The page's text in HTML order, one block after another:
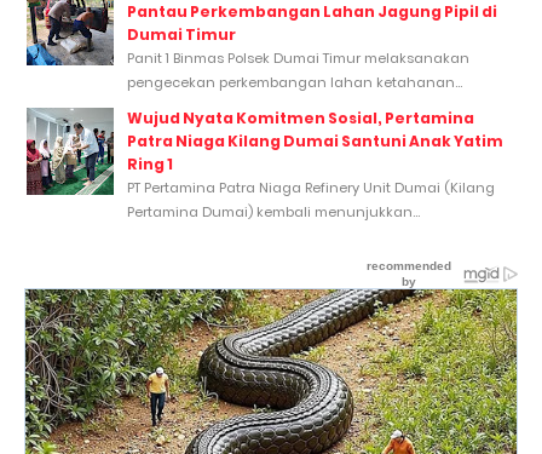
Pantau Perkembangan Lahan Jagung Pipil di
Dumai Timur
Panit 1 Binmas Polsek Dumai Timur melaksanakan
pengecekan perkembangan lahan ketahanan...
Wujud Nyata Komitmen Sosial, Pertamina
Patra Niaga Kilang Dumai Santuni Anak Yatim
Ring 1
PT Pertamina Patra Niaga Refinery Unit Dumai (Kilang
Pertamina Dumai) kembali menunjukkan...